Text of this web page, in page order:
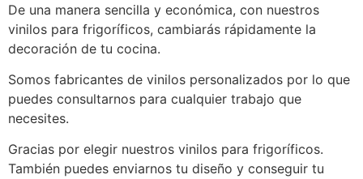
De una manera sencilla y económica, con nuestros
vinilos para frigoríficos, cambiarás rápidamente la
decoración de tu cocina.
Somos fabricantes de vinilos personalizados por lo que
puedes consultarnos para cualquier trabajo que
necesites.
Gracias por elegir nuestros vinilos para frigoríficos.
También puedes enviarnos tu diseño y conseguir tu